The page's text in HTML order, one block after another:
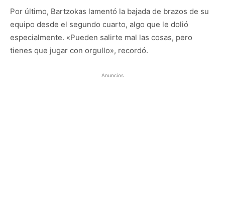
Por último, Bartzokas lamentó la bajada de brazos de su
equipo desde el segundo cuarto, algo que le dolió
especialmente. «Pueden salirte mal las cosas, pero
tienes que jugar con orgullo», recordó.
Anuncios